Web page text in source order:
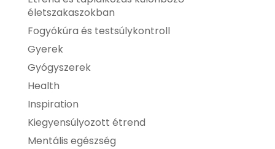
életszakaszokban
Fogyókúra és testsúlykontroll
Gyerek
Gyógyszerek
Health
Inspiration
Kiegyensúlyozott étrend
Mentális egészség